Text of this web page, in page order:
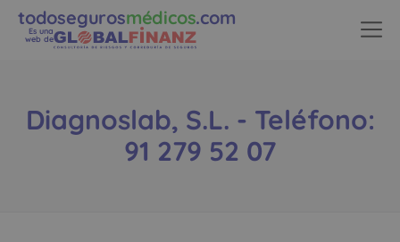
todosegurosmédicos.com
Es una
web de
Diagnoslab, S.L. - Teléfono:
91 279 52 07